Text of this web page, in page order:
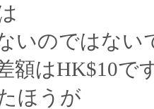
いのではない
額はHK$10で
ほうが